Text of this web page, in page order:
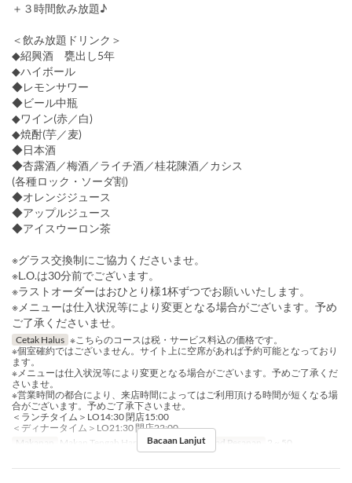
＋３時間飲み放題♪
＜飲み放題ドリンク＞
◆紹興酒 甕出し5年
◆ハイボール
◆レモンサワー
◆ビール中瓶
◆ワイン(赤／白)
◆焼酎(芋／麦)
◆日本酒
◆杏露酒／梅酒／ライチ酒／桂花陳酒／カシス
(各種ロック・ソーダ割)
◆オレンジジュース
◆アップルジュース
◆アイスウーロン茶
※グラス交換制にご協力くださいませ。
※L.O.は30分前でございます。
※ラストオーダーはおひとり様1杯ずつでお願いいたします。
※メニューは仕入状況等により変更となる場合がございます。予め
ご了承くださいませ。
Cetak Halus ※こちらのコースは税・サービス料込の価格です。
※個室確約ではございません。サイト上に空席があれば予約可能となっており
ます。
※メニューは仕入状況等により変更となる場合がございます。予めご了承くだ
さいませ。
※営業時間の都合により、来店時間によってはご利用頂ける時間が短くなる場
合がございます。予めご了承下さいませ。
＜ランチタイム＞LO14:30 閉店15:00
＜ディナータイム＞LO21:30 閉店22:00
Makanan
Makan Tengah Hari, Makan Malam Had Pesanan 2 ~ 50
Bacaan Lanjut